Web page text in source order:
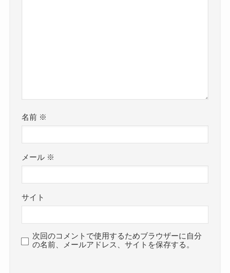
名前 ※
メール ※
サイト
次回のコメントで使用するためブラウザーに自分
の名前、メールアドレス、サイトを保存する。